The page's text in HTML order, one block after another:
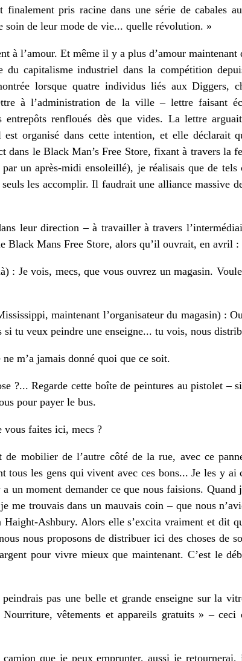
finalement pris racine dans une série de cabales
soin de leur mode de vie... quelle révolution. »
à l’amour. Et même il y a plus d’amour maintenant
du capitalisme industriel dans la compétition
lorsque quatre individus liés aux Diggers,
à l’administration de la ville – lettre faisant
renfloués dès que vides. La lettre
organisé dans cette intention, et elle déclarait
dans le Black Man’s Free Store, fixant à travers la
un après-midi ensoleillé), je réalisais que de tels
les accomplir. Il faudrait une alliance massive
leur direction – à travailler à travers
Black Mans Free Store, alors qu’il ouvrait, en avril :
: Je vois, mecs, que vous ouvrez un magasin.
maintenant l’organisateur du magasin) :
tu veux peindre une enseigne... tu vois, nous
m’a jamais donné quoi que ce soit.
?... Regarde cette boîte de peintures au pistolet –
pour payer le bus.
vous faites ici, mecs ?
mobilier de l’autre côté de la rue, avec ce
tous les gens qui vivent avec ces bons... Je les y ai
un moment demander ce que nous faisions.
me trouvais dans un mauvais coin – que nous
Ashbury. Alors elle s’excita vraiment et dit
nous proposons de distribuer ici des choses de
pour vivre mieux que maintenant. C’est le
pas une belle et grande enseigne sur la
vêtements et appareils gratuits » – ceci
que je peux emprunter, aussi je retournerai,